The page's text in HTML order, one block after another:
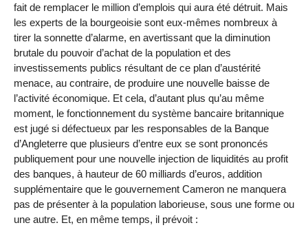
fait de remplacer le million d’emplois qui aura été détruit. Mais
les experts de la bourgeoisie sont eux-mêmes nombreux à
tirer la sonnette d’alarme, en avertissant que la diminution
brutale du pouvoir d’achat de la population et des
investissements publics résultant de ce plan d’austérité
menace, au contraire, de produire une nouvelle baisse de
l’activité économique. Et cela, d’autant plus qu’au même
moment, le fonc­tion­nement du système bancaire britannique
est jugé si défectueux par les responsables de la Banque
d’Angleterre que plusieurs d’entre eux se sont prononcés
publiquement pour une nouvelle injection de liquidités au profit
des banques, à hauteur de 60 milliards d’euros, addition
supplémentaire que le gouvernement Cameron ne manquera
pas de présenter à la population laborieuse, sous une forme ou
une autre. Et, en même temps, il prévoit :